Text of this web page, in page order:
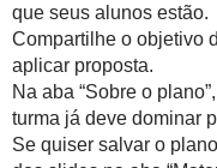
que seus alunos estão.
Compartilhe o objetivo
aplicar proposta.
Na aba “Sobre o
turma já deve dominar
Se quiser salvar o